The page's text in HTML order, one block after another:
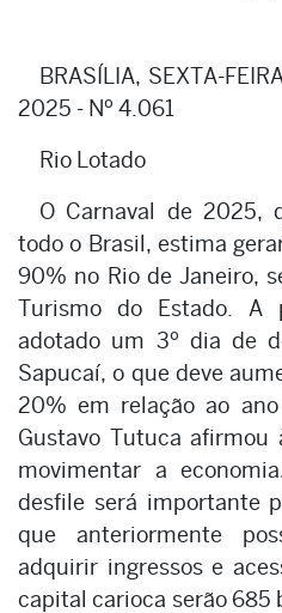
BRASÍLIA, SEXTA-
2025 - Nº 4.061
Rio Lotado
O Carnaval de 2025,
todo o Brasil, estima
90% no Rio de Janeiro,
Turismo do Estado. A
adotado um 3º dia de
Sapucaí, o que deve
20% em relação ao
Gustavo Tutuca afirmou
movimentar a
desfile será importante
que anteriormente
adquirir ingressos e
capital carioca serão 685